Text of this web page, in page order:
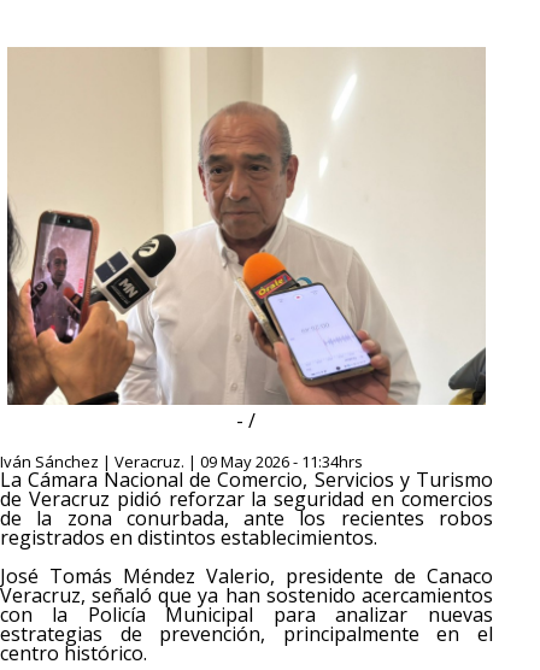
- /
Iván Sánchez | Veracruz. | 09 May 2026 - 11:34hrs
La Cámara Nacional de Comercio, Servicios y Turismo
de Veracruz pidió reforzar la seguridad en comercios
de la zona conurbada, ante los recientes robos
registrados en distintos establecimientos.
José Tomás Méndez Valerio, presidente de Canaco
Veracruz, señaló que ya han sostenido acercamientos
con la Policía Municipal para analizar nuevas
estrategias de prevención, principalmente en el
centro histórico.